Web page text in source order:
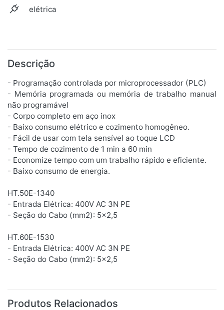
elétrica
Descrição
- Programação controlada por microprocessador (PLC)
- Memória programada ou memória de trabalho manual
não programável
- Corpo completo em aço inox
- Baixo consumo elétrico e cozimento homogêneo.
- Fácil de usar com tela sensível ao toque LCD
- Tempo de cozimento de 1 min a 60 min
- Economize tempo com um trabalho rápido e eficiente.
- Baixo consumo de energia.
HT.50E-1340
- Entrada Elétrica: 400V AC 3N PE
- Seção do Cabo (mm2): 5x2,5
HT.60E-1530
- Entrada Elétrica: 400V AC 3N PE
- Seção do Cabo (mm2): 5x2,5
Produtos Relacionados